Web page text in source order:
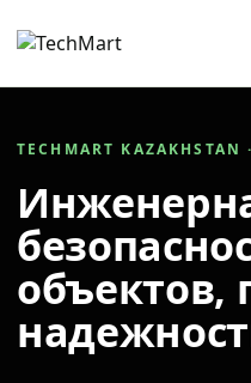
TECHMART KAZAKHSTAN
объектов,